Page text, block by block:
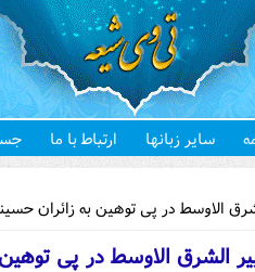
سایر زبانها ارتباط با ما
الاوسط در پی توهین به زائران
الشرق الاوسط در پی